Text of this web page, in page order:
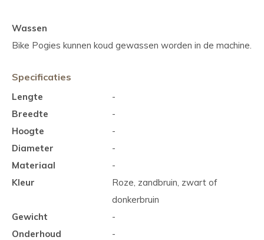
Wassen
Bike Pogies kunnen koud gewassen worden in de machine.
Specificaties
Lengte
-
Breedte
-
Hoogte
-
Diameter
-
Materiaal
-
Kleur
Roze, zandbruin, zwart of
donkerbruin
Gewicht
-
Onderhoud
-